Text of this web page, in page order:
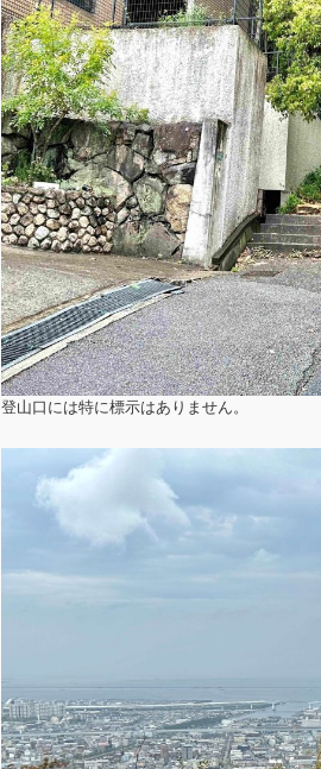
登山口には特に標示はありません。